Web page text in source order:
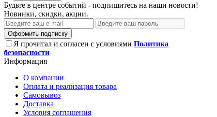
Будьте в центре событий - подпишитесь на наши новости!
Новинки, скидки, акции.
Оформить подписку
Я прочитал и согласен с условиями Политика
безопасности
Информация
О компании
Оплата и реализация товара
Самовывоз
Доставка
Условия соглашения